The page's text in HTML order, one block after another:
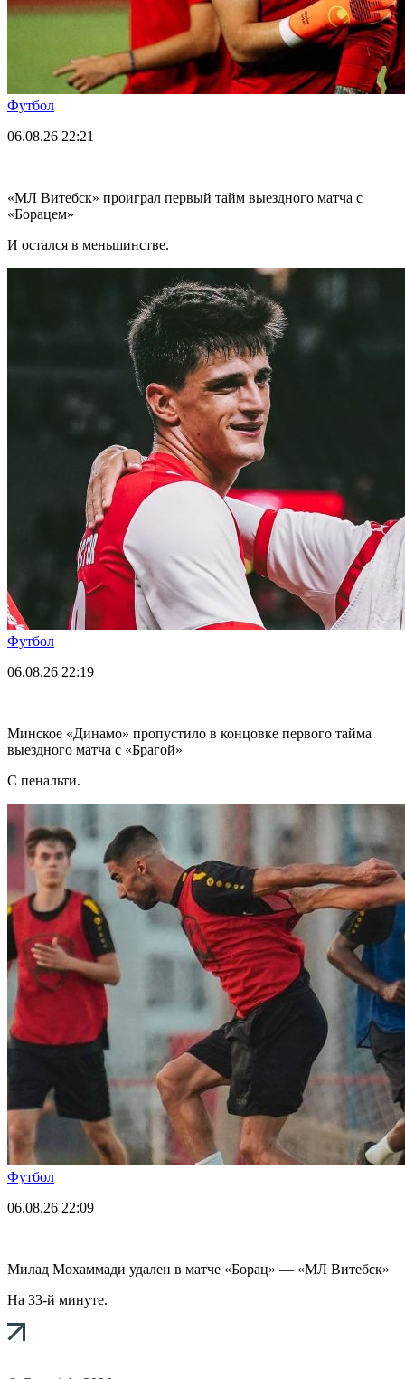
Футбол
06.08.26 22:21
«МЛ Витебск» проиграл первый тайм выездного матча с
«Борацем»
И остался в меньшинстве.
Футбол
06.08.26 22:19
Минское «Динамо» пропустило в концовке первого тайма
выездного матча с «Брагой»
С пенальти.
Футбол
06.08.26 22:09
Милад Мохаммади удален в матче «Борац» — «МЛ Витебск»
На 33-й минуте.